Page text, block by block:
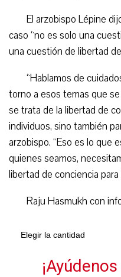
El arzobispo Lépine
caso “no es solo una
una cuestión de libertad
“Hablamos de
torno a esos temas que
se trata de la libertad de
individuos, sino también
arzobispo. “Eso es lo que
quienes seamos,
libertad de conciencia
Raju Hasmukh con